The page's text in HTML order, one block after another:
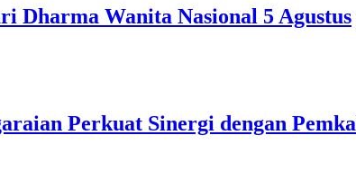
Dharma Wanita Nasional 5 Agustus
Perkuat Sinergi dengan